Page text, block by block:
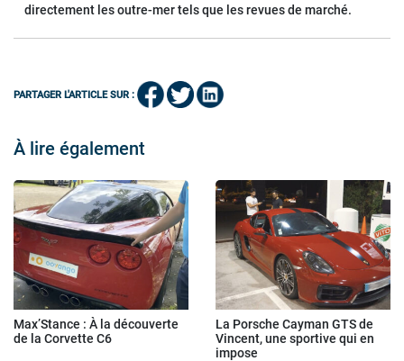
directement les outre-mer tels que les revues de marché.
PARTAGER L'ARTICLE SUR :
À lire également
Max’Stance : À la découverte
de la Corvette C6
La Porsche Cayman GTS de
Vincent, une sportive qui en
impose